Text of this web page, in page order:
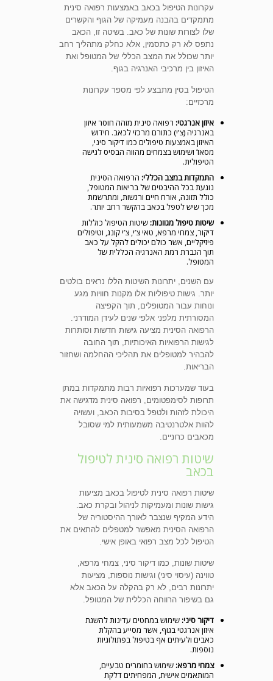
עקרונות הטיפול בכאב באמצעות רפואה סינית
מתמקדים בהבנה מעמיקה של הגוף והקשרים
שלו לצורות שונות של כאב. בשיטה זו, הכאב
נתפס לא רק כתסמין, אלא כחלק מתהליך רחב
יותר שכולל את המצב הכללי של המטופל ואת
האיזון בין מרכיבי האנרגיה בגוף.
הטיפול בסין מתבצע לפי מספר עקרונות
מרכזיים:
איזון אנרגטי:רפואה סינית מזהה חוסר איזון
באנרגיה (צ’י) כתורם מרכזי לכאב. חידוש
האיזון באמצעות טיפולים כמו דיקור סיני,
מסאז’ ושימוש בצמחים מהווה הבסיס לגישה
הטיפולית.
התמקדות במצב הכללי:הרפואה הסינית
נוגעת בכל ההיבטים של בריאות המטופל,
כולל תזונה, אורח חיים ורגשות, ומתרשמת
מכך שיש לטפל בכאב בהקשר רחב יותר.
שיטות טיפול מגוונות:שיטות הטיפול כוללות
דיקור, צמחי מרפא, טאי צ’י, צ’י קונג, וטיפולים
פיזיקליים, אשר כולם יכולים להקל על כאב
תוך הגברת רמת האנרגיה הכללית של
המטופל.
עם השנים, יתרונות השיטות הללו נראים בולטים
יותר. גישות טיפוליות אלו מקנות חוויות מגע
ונוחות עבור המטופלים, תוך הקפיצה
המסורתית מלפני אלפי שנים לעידן המודרני.
הרפואה הסינית מציעה גישות חדשות וסותרות
לגישות הרפואיות האיכותיות, תוך החובה
להבהיר למטופלים את תהליכי ההחלמה ושחזור
הבריאות.
בעוד שמערכות רפואיות רבות מתמקדות במתן
תרופות לסימפטומים, רפואה סינית מדגישה את
היכולת לזהות ולטפל בסיבות הכאב, ועשויה
להוות אלטרנטיבה משמעותית למי שסובל
מכאבים כרוניים.
שיטות רפואה סינית לטיפול
בכאב
שיטות רפואה סינית לטיפול בכאב מציעות
גישות שונות ומעמיקות לניהול ובקרת כאב.
הידע המקיף שנצבר לאורך ההיסטוריה של
הרפואה הסינית מאפשר למטפלים להתאים את
הטיפול לכל מצב רפואי באופן אישי.
שיטות שונות, כמו דיקור סיני, צמחי מרפא,
טווינה (עיסוי סיני) וגישות נוספות, מציעות
יתרונות רבים, לא רק בהקלה על הכאב אלא
גם בשיפור הרווחה הכללית של המטופל.
דיקור סיני:שימוש במחטים עדינות להשגת
איזון אנרגטי בגוף, אשר מסייע בהקלת
כאבים ולעיתים אף בטיפול בפתולוגיות
נוספות.
צמחי מרפא:שימוש בחומרים טבעיים,
המותאמים אישית, המפחיתים דלקת